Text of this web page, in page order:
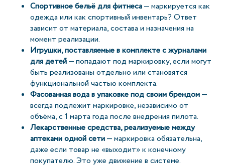
Спортивное бельё для фитнеса— маркируется как
одежда или как спортивный инвентарь? Ответ
зависит от материала, состава и назначения на
момент реализации.
Игрушки, поставляемые в комплекте с журналами
для детей— попадают под маркировку, если могут
быть реализованы отдельно или становятся
функциональной частью комплекта.
Фасованная вода в упаковке под своим брендом—
всегда подлежит маркировке, независимо от
объёма, с 1 марта года после внедрения пилота.
Лекарственные средства, реализуемые между
аптеками одной сети— маркировка обязательна,
даже если товар не «выходит» к конечному
покупателю. Это уже движение в системе.